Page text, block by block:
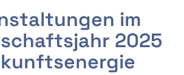
im
2025